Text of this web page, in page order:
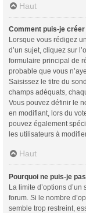
Haut
Comment puis-je créer
Lorsque vous rédigez
d’un sujet, cliquez sur
formulaire principal de
probable que vous
Saisissez le titre du
champs adéquats,
Vous pouvez définir le
en modifiant, lors du
pouvez également
les utilisateurs à
Haut
Pourquoi ne puis-je
La limite d’options
forum. Si le nombre
semble trop restreint,